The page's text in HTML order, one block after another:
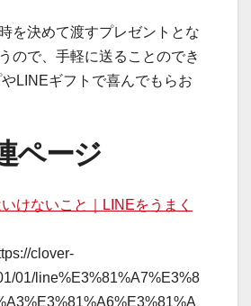
を決めて渡すプレゼントとな
ので、手軽に送ることのでき
LINEギフトで喜んでもらお
ページ
けないこと｜LINEをうまく
clover-
01/line%E3%81%A7%E3%8